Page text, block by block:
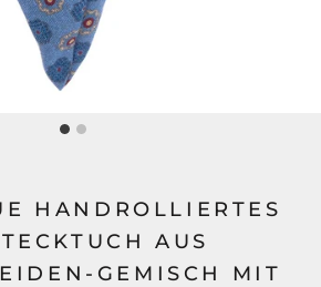
HANDROLLIERTES
AUS
GEMISCH MIT